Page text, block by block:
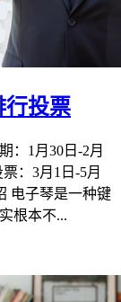
行投票
：1月30日-2月
：3月1日-5月
电子琴是一种键
根本不...